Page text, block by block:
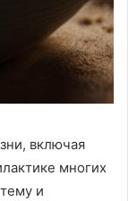
включая
многих
и